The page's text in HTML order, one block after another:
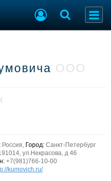
площадка
флота
ООО
Россия, Город: Санкт-Петербург
ул.Некрасова, д 46
+7(981)766-10-00
kumovich.ru/